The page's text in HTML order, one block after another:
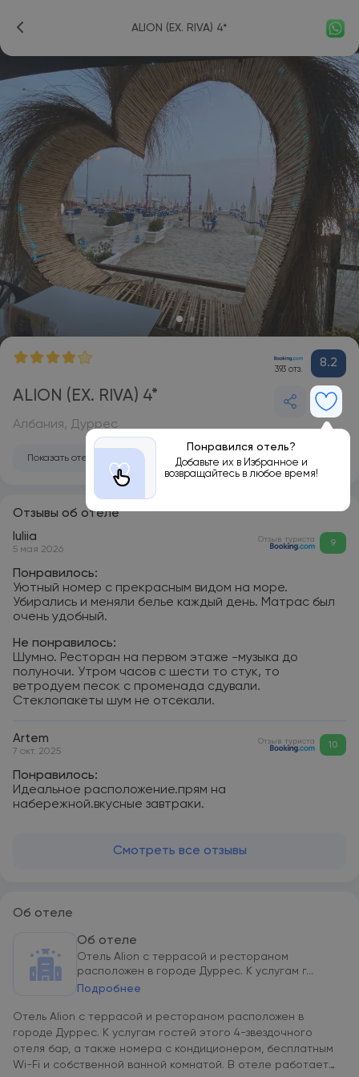
ALION (EX. RIVA) 4*
393 отз. 8.2
ALION (EX. RIVA) 4*
Понравился отель?
Добавьте их в Избранное и
возвращайтесь в любое время!
Албания, Дуррес
Показать отель на карте
Отзывы об отеле
Iuliia
5 мая 2026
Отзыв туриста 9
Понравилось:
Уютный номер с прекрасным видом на море.
Убирались и меняли белье каждый день. Матрас был
очень удобный.
Не понравилось:
Шумно. Ресторан на первом этаже -музыка до
полуночи. Утром часов с шести то стук, то
ветродуем песок с променада сдували.
Стеклопакеты шум не отсекали.
Artem
7 окт. 2025
Отзыв туриста 10
Понравилось:
Идеальное расположение.прям на
набережной.вкусные завтраки.
Смотреть все отзывы
Об отеле
Об отеле
Отель Alion с террасой и рестораном
расположен в городе Дуррес. К услугам г...
Подробнее
Отель Alion с террасой и рестораном расположен в
городе Дуррес. К услугам гостей этого 4-звездочного
отеля бар, а также номера с кондиционером, бесплатным
Wi-Fi и собственной ванной комнатой. В отеле работает